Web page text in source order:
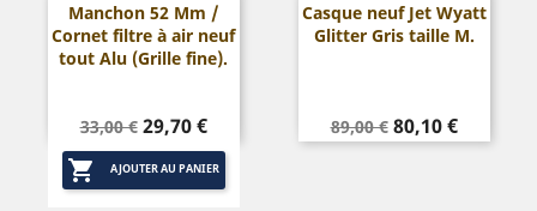
Manchon 52 Mm /
Cornet filtre à air neuf
tout Alu (Grille fine).
Prix
de
base
33,00 € Prix
29,70 €
 AJOUTER AU PANIER
Casque neuf Jet Wyatt
Glitter Gris taille M.
Prix
de
89,00 € Prix
80,10 €